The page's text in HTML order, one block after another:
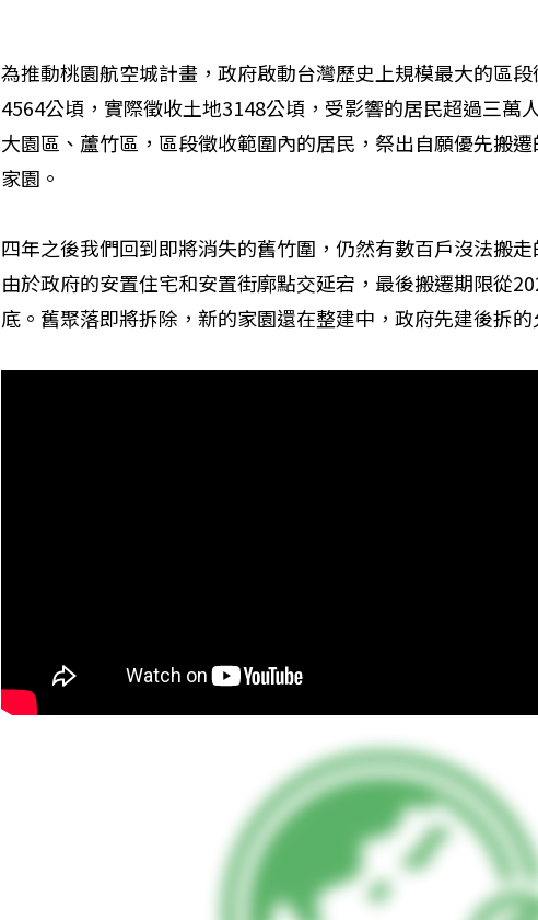
為推動桃園航空城計畫，政府啟動台灣歷史上規模最大的區
4564公頃，實際徵收土地3148公頃，受影響的居民超過三萬
大園區、蘆竹區，區段徵收範圍內的居民，祭出自願優先搬
家園。
四年之後我們回到即將消失的舊竹圍，仍然有數百戶沒法搬
由於政府的安置住宅和安置街廓點交延宕，最後搬遷期限從
底。舊聚落即將拆除，新的家園還在整建中，政府先建後拆